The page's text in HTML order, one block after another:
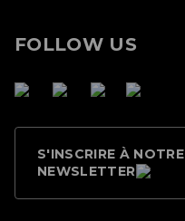
FOLLOW US
S'INSCRIRE À NOTRE
NEWSLETTER